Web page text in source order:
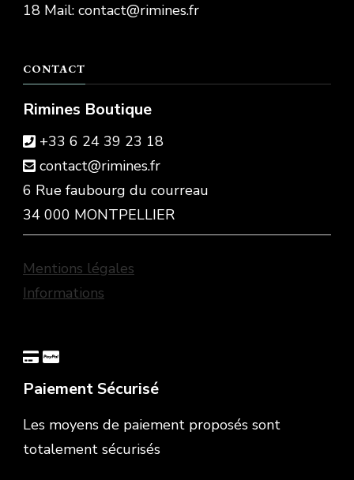
18 Mail: contact@rimines.fr
CONTACT
Rimines Boutique
+33 6 24 39 23 18
contact@rimines.fr
6 Rue faubourg du courreau
34 000 MONTPELLIER
Mentions légales
Informations
Paiement Sécurisé
Les moyens de paiement proposés sont
totalement sécurisés